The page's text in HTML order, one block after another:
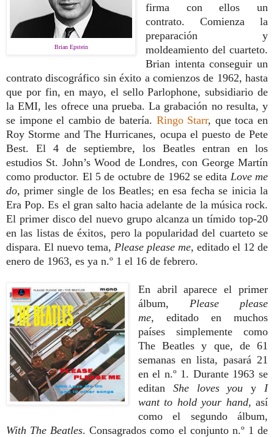
Brian Epstein
firma con ellos un
contrato. Comienza la
preparación y
moldeamiento del cuarteto.
Brian intenta conseguir un
contrato discográfico sin éxito a comienzos de 1962, hasta
que por fin, en mayo, el sello Parlophone, subsidiario de
la EMI, les ofrece una prueba. La grabación no resulta, y
se impone el cambio de batería. Ringo Starr, que toca en
Roy Storme and The Hurricanes, ocupa el puesto de Pete
Best. El 4 de septiembre, los Beatles entran en los
estudios St. John’s Wood de Londres, con George Martín
como productor. El 5 de octubre de 1962 se edita Love me
do, primer single de los Beatles; en esa fecha se inicia la
Era Pop. Es el gran salto hacia adelante de la música rock.
El primer disco del nuevo grupo alcanza un tímido top-20
en las listas de éxitos, pero la popularidad del cuarteto se
dispara. El nuevo tema, Please please me, editado el 12 de
enero de 1963, es ya n.º 1 el 16 de febrero.
En abril aparece el primer
álbum, Please please
me, editado en muchos
países simplemente como
The Beatles y que, de 61
semanas en lista, pasará 21
en el n.º 1. Durante 1963 se
editan She loves you y I
want to hold your hand,así
como el segundo álbum,
With The Beatles. Consagrados como el conjunto n.º 1 de